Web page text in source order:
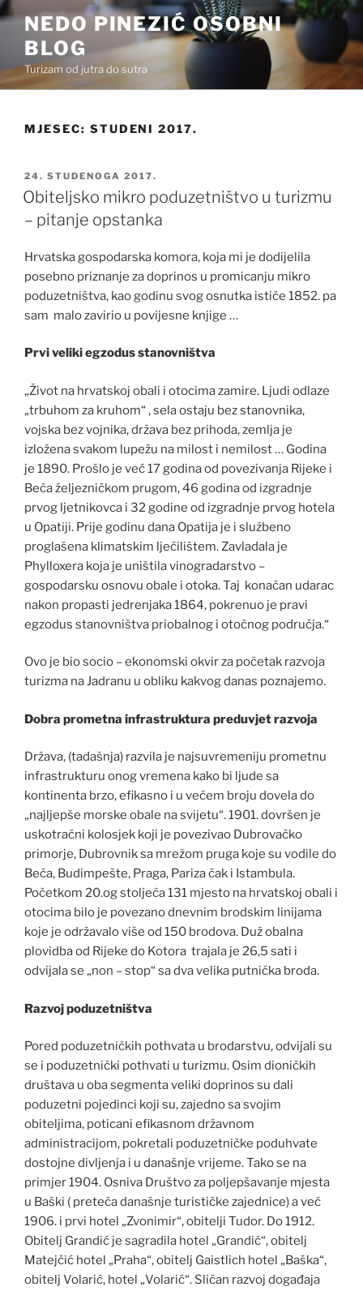
Preskoči
sadržaj
NEDO PINEZIĆ OSOBNI
BLOG
Turizam od jutra do sutra
MJESEC: STUDENI 2017.
OBJAVLJENO
24. STUDENOGA 2017.
Obiteljsko mikro poduzetništvo u turizmu
– pitanje opstanka
Hrvatska gospodarska komora, koja mi je dodijelila
posebno priznanje za doprinos u promicanju mikro
poduzetništva, kao godinu svog osnutka ističe 1852. pa
sam malo zavirio u povijesne knjige …
Prvi veliki egzodus stanovništva
„Život na hrvatskoj obali i otocima zamire. Ljudi odlaze
„trbuhom za kruhom“ , sela ostaju bez stanovnika,
vojska bez vojnika, država bez prihoda, zemlja je
izložena svakom lupežu na milost i nemilost … Godina
je 1890. Prošlo je već 17 godina od povezivanja Rijeke i
Beča željezničkom prugom, 46 godina od izgradnje
prvog ljetnikovca i 32 godine od izgradnje prvog hotela
u Opatiji. Prije godinu dana Opatija je i službeno
proglašena klimatskim lječilištem. Zavladala je
Phylloxera koja je uništila vinogradarstvo –
gospodarsku osnovu obale i otoka. Taj konačan udarac
nakon propasti jedrenjaka 1864, pokrenuo je pravi
egzodus stanovništva priobalnog i otočnog područja.“
Ovo je bio socio – ekonomski okvir za početak razvoja
turizma na Jadranu u obliku kakvog danas poznajemo.
Dobra prometna infrastruktura preduvjet razvoja
Država, (tadašnja) razvila je najsuvremeniju prometnu
infrastrukturu onog vremena kako bi ljude sa
kontinenta brzo, efikasno i u većem broju dovela do
„najljepše morske obale na svijetu“. 1901. dovršen je
uskotračni kolosjek koji je povezivao Dubrovačko
primorje, Dubrovnik sa mrežom pruga koje su vodile do
Beča, Budimpešte, Praga, Pariza čak i Istambula.
Početkom 20.og stoljeća 131 mjesto na hrvatskoj obali i
otocima bilo je povezano dnevnim brodskim linijama
koje je održavalo više od 150 brodova. Duž obalna
plovidba od Rijeke do Kotora trajala je 26,5 sati i
odvijala se „non – stop“ sa dva velika putnička broda.
Razvoj poduzetništva
Pored poduzetničkih pothvata u brodarstvu, odvijali su
se i poduzetnički pothvati u turizmu. Osim dioničkih
društava u oba segmenta veliki doprinos su dali
poduzetni pojedinci koji su, zajedno sa svojim
obiteljima, poticani efikasnom državnom
administracijom, pokretali poduzetničke poduhvate
dostojne divljenja i u današnje vrijeme. Tako se na
primjer 1904. Osniva Društvo za poljepšavanje mjesta
u Baški ( preteča današnje turističke zajednice) a već
1906. i prvi hotel „Zvonimir“, obitelji Tudor. Do 1912.
Obitelj Grandić je sagradila hotel „Grandić“, obitelj
Matejčić hotel „Praha“, obitelj Gaistlich hotel „Baška“,
obitelj Volarić, hotel „Volarić“. Sličan razvoj događaja